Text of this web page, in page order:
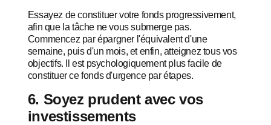
Essayez de constituer votre fonds progressivement,
afin que la tâche ne vous submerge pas.
Commencez par épargner l'équivalent d'une
semaine, puis d'un mois, et enfin, atteignez tous vos
objectifs. Il est psychologiquement plus facile de
constituer ce fonds d'urgence par étapes.
6. Soyez prudent avec vos
investissements